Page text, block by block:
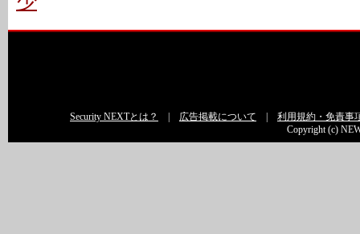
Security NEXTとは？ 広告掲載について
利用規約・免責事
Copyright (c)